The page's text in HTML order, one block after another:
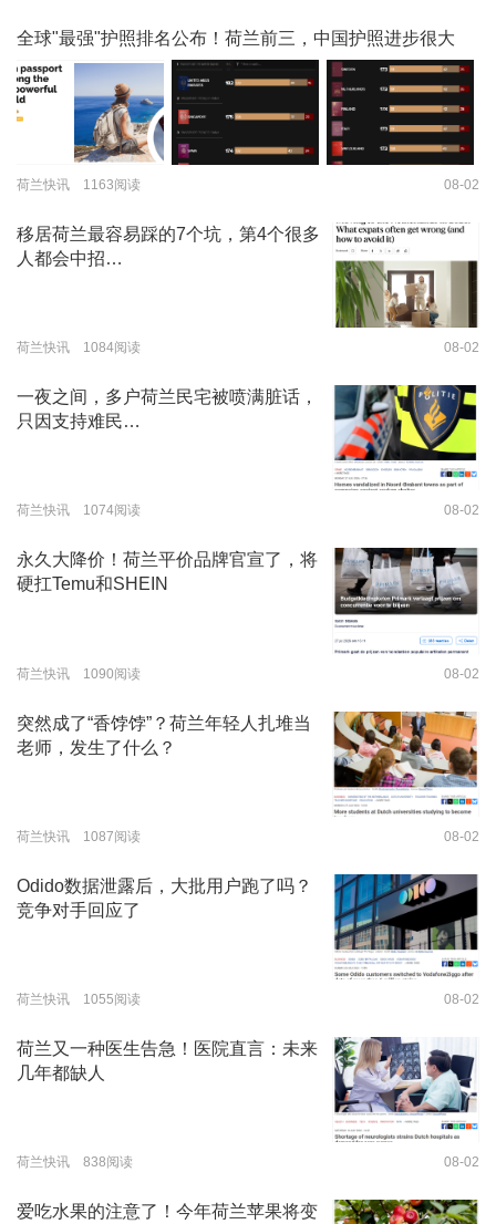
全球"最强"护照排名公布！荷兰前三，中国护照进步很大
荷兰快讯 1163阅读 08-02
移居荷兰最容易踩的7个坑，第4个很多
人都会中招…
荷兰快讯 1084阅读 08-02
一夜之间，多户荷兰民宅被喷满脏话，
只因支持难民…
荷兰快讯 1074阅读 08-02
永久大降价！荷兰平价品牌官宣了，将
硬扛Temu和SHEIN
荷兰快讯 1090阅读 08-02
突然成了“香饽饽”？荷兰年轻人扎堆当
老师，发生了什么？
荷兰快讯 1087阅读 08-02
Odido数据泄露后，大批用户跑了吗？
竞争对手回应了
荷兰快讯 1055阅读 08-02
荷兰又一种医生告急！医院直言：未来
几年都缺人
荷兰快讯 838阅读 08-02
爱吃水果的注意了！今年荷兰苹果将变